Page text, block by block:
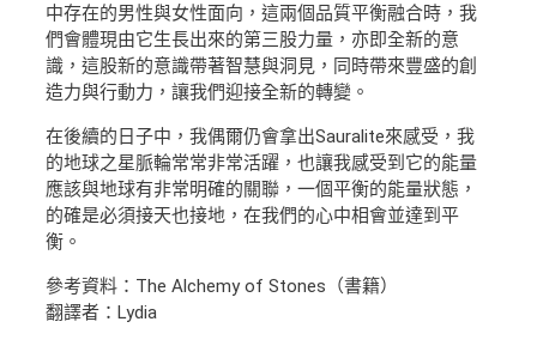
中存在的男性與女性面向，這兩個品質平衡融合時，我
們會體現由它生長出來的第三股力量，亦即全新的意
識，這股新的意識帶著智慧與洞見，同時帶來豐盛的創
造力與行動力，讓我們迎接全新的轉變。
在後續的日子中，我偶爾仍會拿出Sauralite來感受，我
的地球之星脈輪常常非常活躍，也讓我感受到它的能量
應該與地球有非常明確的關聯，一個平衡的能量狀態，
的確是必須接天也接地，在我們的心中相會並達到平
衡。
參考資料：The Alchemy of Stones（書籍）
翻譯者：Lydia